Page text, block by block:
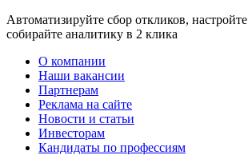
Автоматизируйте сбор откликов,
собирайте аналитику в 2 клика
О компании
Наши вакансии
Партнерам
Реклама на сайте
Новости и статьи
Инвесторам
Кандидаты по профессиям